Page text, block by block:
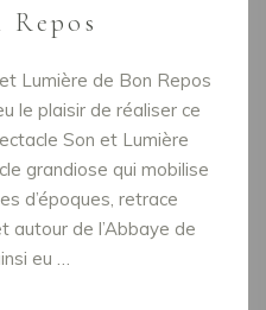
Lumière de Bon Repos
le plaisir de réaliser ce
Son et Lumière
grandiose qui mobilise
d’époques, retrace
autour de l’Abbaye de
eu …